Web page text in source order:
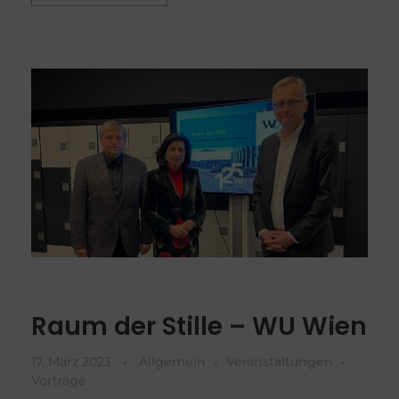
Raum der Stille – WU Wien
17. März 2023 Allgemein
Veranstaltungen
Vorträge